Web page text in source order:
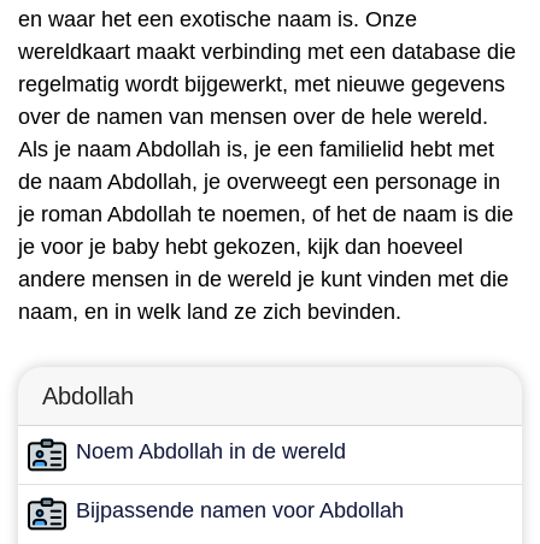
en waar het een exotische naam is. Onze
wereldkaart maakt verbinding met een database die
regelmatig wordt bijgewerkt, met nieuwe gegevens
over de namen van mensen over de hele wereld.
Als je naam Abdollah is, je een familielid hebt met
de naam Abdollah, je overweegt een personage in
je roman Abdollah te noemen, of het de naam is die
je voor je baby hebt gekozen, kijk dan hoeveel
andere mensen in de wereld je kunt vinden met die
naam, en in welk land ze zich bevinden.
Abdollah
Noem Abdollah in de wereld
Bijpassende namen voor Abdollah